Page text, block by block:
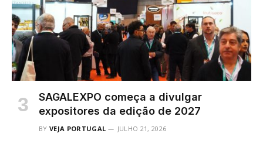
SAGALEXPO começa a divulgar
expositores da edição de 2027
BY VEJA PORTUGAL JULHO 21, 2026